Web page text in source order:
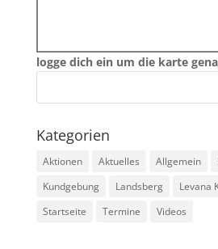
logge dich ein um die karte
Kategorien
Aktionen Aktuelles Allgemein
Kundgebung
Landsberg Levana
Startseite
Termine Videos